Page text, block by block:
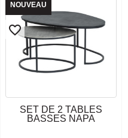
NOUVEAU
DERNIERS ARTICLES EN
STOCK
favorite_border
SET DE 2 TABLES
BASSES NAPA